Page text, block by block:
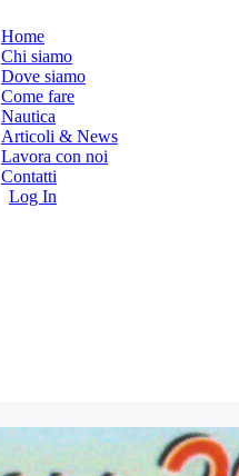
Home
Chi siamo
Dove siamo
Come fare
Nautica
Articoli & News
Lavora con noi
Contatti
Log In